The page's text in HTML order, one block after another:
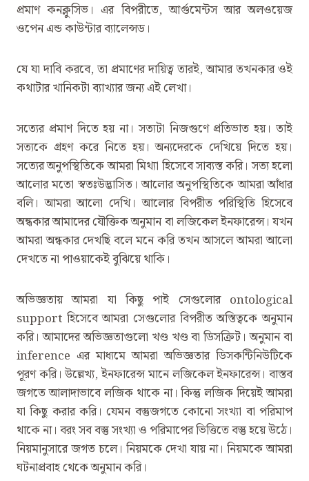
প্রমাণ কনক্লুসিভ। এর বিপরীতে, আর্গুমেন্টস আর অলওয়েজ
ওপেন এন্ড কাউন্টার ব্যালেন্সড।
যে যা দাবি করবে, তা প্রমাণের দায়িত্ব তারই, আমার তখনকার ওই
কথাটার খানিকটা ব্যাখ্যার জন্য এই লেখা।
সত্যের প্রমাণ দিতে হয় না। সত্যটা নিজগুণে প্রতিভাত হয়। তাই
সত্যকে গ্রহণ করে নিতে হয়। অন্যদেরকে দেখিয়ে দিতে হয়।
সত্যের অনুপস্থিতিকে আমরা মিথ্যা হিসেবে সাব্যস্ত করি। সত্য হলো
আলোর মতো স্বতঃউদ্ভাসিত। আলোর অনুপস্থিতিকে আমরা আঁধার
বলি। আমরা আলো দেখি। আলোর বিপরীত পরিস্থিতি হিসেবে
অন্ধকার আমাদের যৌক্তিক অনুমান বা লজিকেল ইনফারেন্স। যখন
আমরা অন্ধকার দেখছি বলে মনে করি তখন আসলে আমরা আলো
দেখতে না পাওয়াকেই বুঝিয়ে থাকি।
অভিজ্ঞতায় আমরা যা কিছু পাই সেগুলোর ontological
support হিসেবে আমরা সেগুলোর বিপরীত অস্তিত্বকে অনুমান
করি। আমাদের অভিজ্ঞতাগুলো খণ্ড খণ্ড বা ডিসক্রিট। অনুমান বা
inference এর মাধ্যমে আমরা অভিজ্ঞতার ডিসকন্টিনিউটিকে
পূরণ করি। উল্লেখ্য, ইনফারেন্স মানে লজিকেল ইনফারেন্স। বাস্তব
জগতে আলাদাভাবে লজিক থাকে না। কিন্তু লজিক দিয়েই আমরা
যা কিছু করার করি। যেমন বস্তুজগতে কোনো সংখ্যা বা পরিমাপ
থাকে না। বরং সব বস্তু সংখ্যা ও পরিমাপের ভিত্তিতে বস্তু হয়ে উঠে।
নিয়মানুসারে জগত চলে। নিয়মকে দেখা যায় না। নিয়মকে আমরা
ঘটনাপ্রবাহ থেকে অনুমান করি।